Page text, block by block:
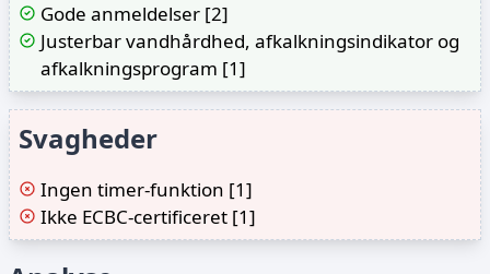
Gode anmeldelser [2]
Justerbar vandhårdhed, afkalkningsindikator og
afkalkningsprogram [1]
Svagheder
Ingen timer-funktion [1]
Ikke ECBC-certificeret [1]